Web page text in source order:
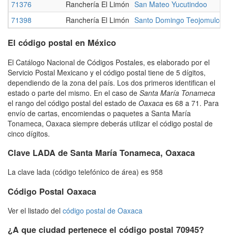
71376
Ranchería El Limón San Mateo Yucutindoo
71398
Ranchería El Limón Santo Domingo Teojomulco
El código postal en México
El Catálogo Nacional de Códigos Postales, es elaborado por el
Servicio Postal Mexicano y el código postal tiene de 5 dígitos,
dependiendo de la zona del país. Los dos primeros identifican el
estado o parte del mismo. En el caso de Santa María Tonameca
el rango del código postal del estado de Oaxaca es 68 a 71. Para
envío de cartas, encomiendas o paquetes a Santa María
Tonameca, Oaxaca siempre deberás utilizar el código postal de
cinco dígitos.
Clave LADA de Santa María Tonameca, Oaxaca
La clave lada (código telefónico de área) es 958
Código Postal Oaxaca
Ver el listado del código postal de Oaxaca
¿A que ciudad pertenece el código postal 70945?